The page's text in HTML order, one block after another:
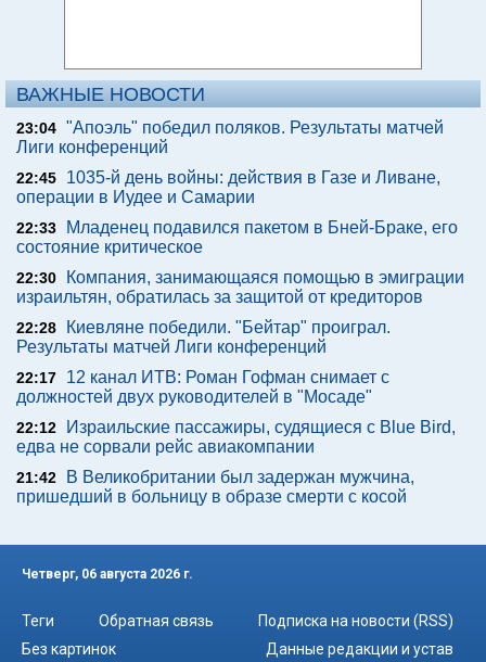
ВАЖНЫЕ НОВОСТИ
23:04 "Апоэль" победил поляков. Результаты матчей
Лиги конференций
22:45
1035-й день войны: действия в Газе и Ливане,
операции в Иудее и Самарии
22:33
Младенец подавился пакетом в Бней-Браке, его
состояние критическое
22:30
Компания, занимающаяся помощью в эмиграции
израильтян, обратилась за защитой от кредиторов
22:28
Киевляне победили. "Бейтар" проиграл.
Результаты матчей Лиги конференций
22:17
12 канал ИТВ: Роман Гофман снимает с
должностей двух руководителей в "Мосаде"
22:12
Израильские пассажиры, судящиеся с Blue Bird,
едва не сорвали рейс авиакомпании
21:42
В Великобритании был задержан мужчина,
пришедший в больницу в образе смерти с косой
Четверг, 06 августа 2026 г.
Теги Обратная связь
Подписка на новости (RSS)
Без картинок
Данные редакции и устав